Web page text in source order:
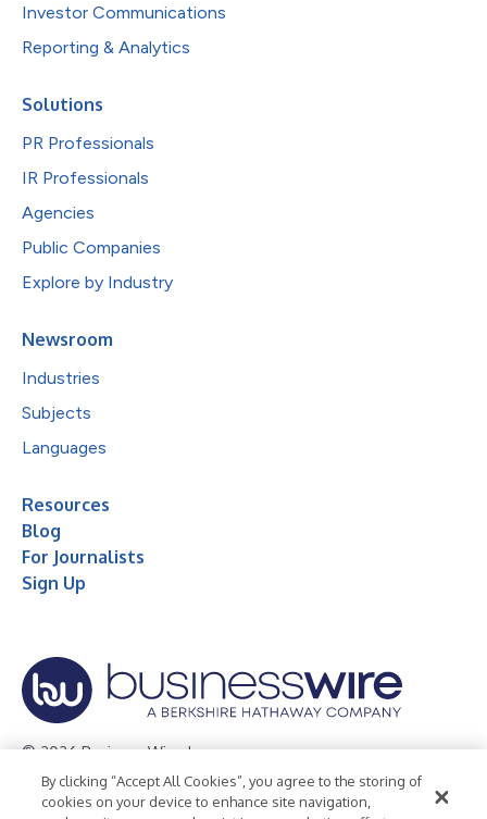
Investor Communications
Reporting & Analytics
Solutions
PR Professionals
IR Professionals
Agencies
Public Companies
Explore by Industry
Newsroom
Industries
Subjects
Languages
Resources
Blog
For Journalists
Sign Up
© 2026 Business Wire, Inc.
Privacy Policy Cookie Policy
Accessibility Statement
By clicking “Accept All Cookies”, you agree to the storing of
cookies on your device to enhance site navigation,